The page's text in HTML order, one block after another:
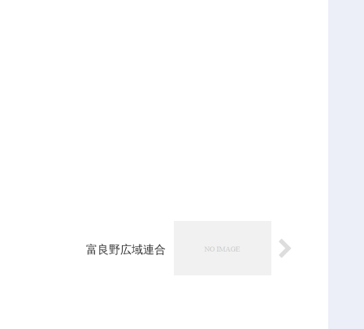
富良野広域連合